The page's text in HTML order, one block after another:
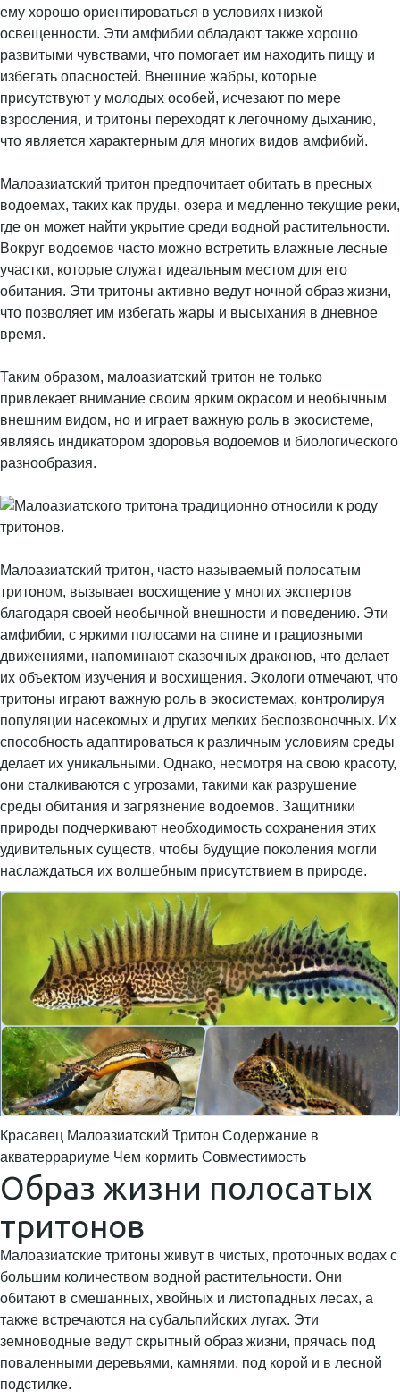
ему хорошо ориентироваться в условиях низкой
освещенности. Эти амфибии обладают также хорошо
развитыми чувствами, что помогает им находить пищу и
избегать опасностей. Внешние жабры, которые
присутствуют у молодых особей, исчезают по мере
взросления, и тритоны переходят к легочному дыханию,
что является характерным для многих видов амфибий.
Малоазиатский тритон предпочитает обитать в пресных
водоемах, таких как пруды, озера и медленно текущие реки,
где он может найти укрытие среди водной растительности.
Вокруг водоемов часто можно встретить влажные лесные
участки, которые служат идеальным местом для его
обитания. Эти тритоны активно ведут ночной образ жизни,
что позволяет им избегать жары и высыхания в дневное
время.
Таким образом, малоазиатский тритон не только
привлекает внимание своим ярким окрасом и необычным
внешним видом, но и играет важную роль в экосистеме,
являясь индикатором здоровья водоемов и биологического
разнообразия.
Малоазиатский тритон, часто называемый полосатым
тритоном, вызывает восхищение у многих экспертов
благодаря своей необычной внешности и поведению. Эти
амфибии, с яркими полосами на спине и грациозными
движениями, напоминают сказочных драконов, что делает
их объектом изучения и восхищения. Экологи отмечают, что
тритоны играют важную роль в экосистемах, контролируя
популяции насекомых и других мелких беспозвоночных. Их
способность адаптироваться к различным условиям среды
делает их уникальными. Однако, несмотря на свою красоту,
они сталкиваются с угрозами, такими как разрушение
среды обитания и загрязнение водоемов. Защитники
природы подчеркивают необходимость сохранения этих
удивительных существ, чтобы будущие поколения могли
наслаждаться их волшебным присутствием в природе.
Красавец Малоазиатский Тритон Содержание в
акватеррариуме Чем кормить Совместимость
Образ жизни полосатых
тритонов
Малоазиатские тритоны живут в чистых, проточных водах с
большим количеством водной растительности. Они
обитают в смешанных, хвойных и листопадных лесах, а
также встречаются на субальпийских лугах. Эти
земноводные ведут скрытный образ жизни, прячась под
поваленными деревьями, камнями, под корой и в лесной
подстилке.